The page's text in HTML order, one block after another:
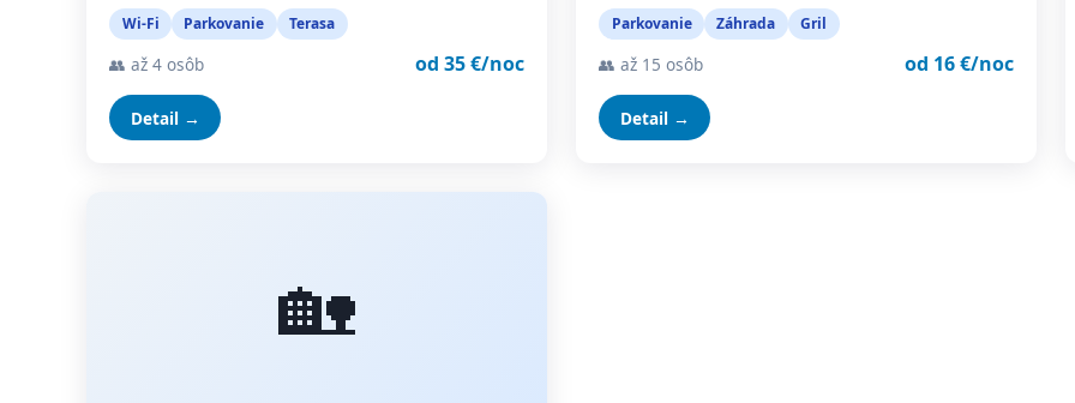
Wi-Fi Parkovanie Terasa
👥 až 4 osôb od 35 €/noc
Detail →
Parkovanie Záhrada Gril
👥 až 15 osôb od 16 €/noc
Detail →
🏡